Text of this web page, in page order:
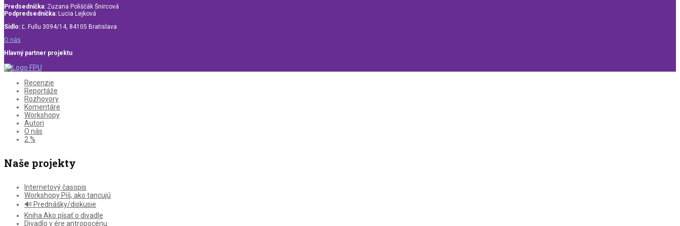
Predsedníčka: Zuzana Poliščák Šnircová
Podpredsedníčka: Lucia Lejková
Sídlo: Ľ. Fullu 3094/14, 84105 Bratislava
O nás
Hlavný partner projektu
Recenzie
Reportáže
Rozhovory
Komentáre
Workshopy
Autori
O nás
2 %
Naše projekty
Internetový časopis
Workshopy Píš, ako tancujú
🔊 Prednášky/diskusie
Kniha Ako písať o divadle
Divadlo v ére antropocénu